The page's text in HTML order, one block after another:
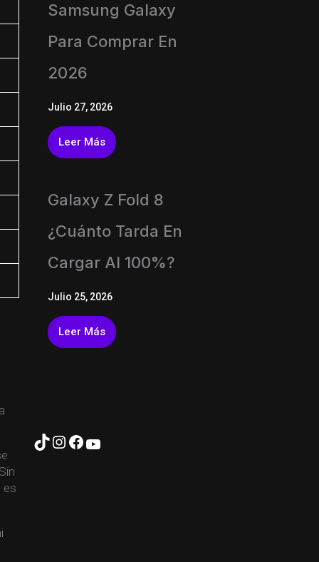
es
Samsung Galaxy
Para Comprar En
2026
Julio 27, 2026
Leer Más
Galaxy Z Fold 8
¿Cuánto Tarda En
Cargar Al 100%?
Julio 25, 2026
Leer Más